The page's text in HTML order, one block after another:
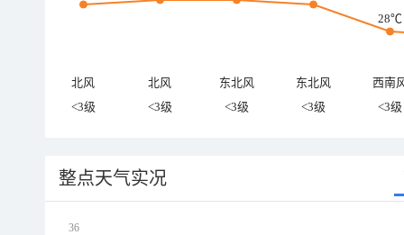
28℃
北风 北风 东北风 东北风
西南
<3级
<3级 <3级 <3级 <3级
整点天气实况
36